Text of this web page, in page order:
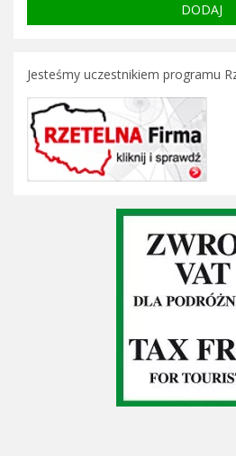
Jesteśmy uczestnikiem programu